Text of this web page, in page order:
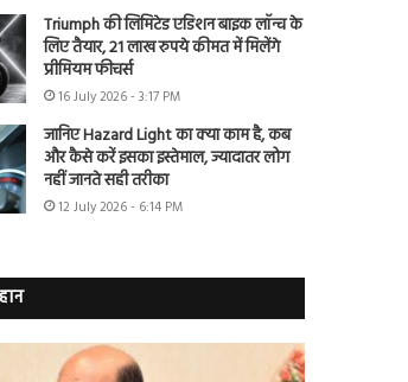
Triumph की लिमिटेड एडिशन बाइक लॉन्च के
लिए तैयार, 21 लाख रुपये कीमत में मिलेंगे
प्रीमियम फीचर्स
16 July 2026 - 3:17 PM
जानिए Hazard Light का क्या काम है, कब
और कैसे करें इसका इस्तेमाल, ज्यादातर लोग
नहीं जानते सही तरीका
12 July 2026 - 6:14 PM